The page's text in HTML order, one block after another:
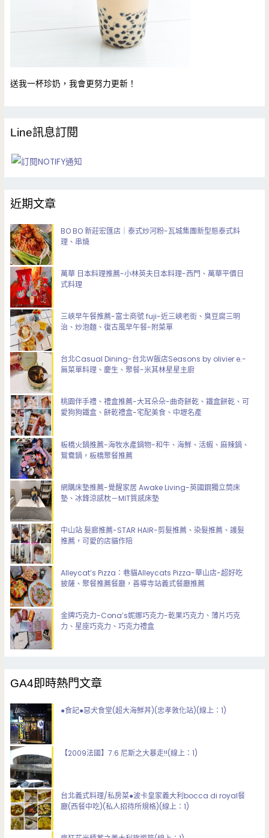
送我一杯珍奶，我會更努力更新！
Line訊息訂閱
近期文章
BO BO 新莊宏匯店｜泰式炒河粉-瓦城集團新型態泰式料
理、串燒
萬華 日本料理推薦-小林英夫日本料理-西門、萬華平價日
式料理
三峽早午餐推薦-富士商號 fuji-近三峽老街、臭豆腐三明
治、炒泡麵、復古風早午餐-附菜單
台北Casual Dining-台北W飯店Seasons by olivier e.-
無菜單料理、慶生、聚餐-米其林星星主廚
桃園伴手禮、禮盒推薦-大耳朵朵-曲奇餅乾、鐵盒餅乾、可
愛狗狗鐵盒、餅乾禮盒-宅配美食、中壢名產
板橋火鍋推薦-海牧水產鍋物-和牛、海鮮、活蝦、麻辣鍋、
鴛鴦鍋，板橋聚餐推薦
網購床墊推薦-覺醒家居 Awake Living-英國鋼獨立筒床
墊、冰鋒涼感枕－MIT質感床墊
中山站 髮廊推薦-STAR HAIR-剪髮推薦、染髮推薦、護髮
推薦，可愛的店貓作陪
Alleycat’s Pizza：巷貓Alleycats Pizza-華山店-超好吃
披薩、聚餐推薦餐廳，善導寺站義式餐廳推薦
金牌巧克力-Cona’s妮娜巧克力-乾果巧克力、薄片巧克
力、星座巧克力、巧克力禮盒
GA4即時熱門文章
●食記●惡犬食堂(超大海鮮丼)(忠孝敦化站)(線上：1)
【2009法國】7.6 尼斯之大暴走!!(線上：1)
台北義式料理/私房菜●波卡皇家義大利bocca di royal餐
廳(西餐中吃)(私人招待所規格)(線上：1)